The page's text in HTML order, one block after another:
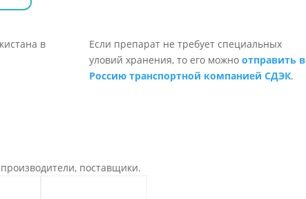
Если препарат не требует специальных
уловий хранения, то его можно отправить в
Россию транспортной компанией СДЭК.
поставщики.